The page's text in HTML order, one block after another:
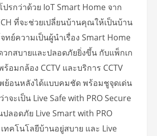
รกว่าด้วย IoT Smart Home จาก
ที่จะช่วยเปลี่ยนบ้านคุณให้เป็นบ้าน
ทย์ความเป็นผู้นำเรื่อง Smart Home
วกสบายและปลอดภัยยิ่งขึ้น กับแพ็กเก
อมกล้อง CCTV และบริการ CCTV
ย้อนหลังได้แบบคมชัด พร้อมชูจุดเด่น
จะเป็น Live Safe with PRO Secure
ลอดภัย Live Smart with PRO
ทคโนโลยีบ้านอยู่สบาย และ Live